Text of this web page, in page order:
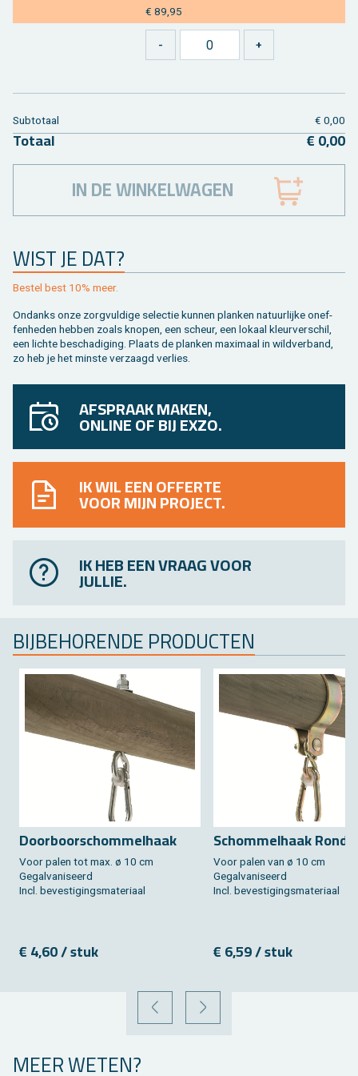
€ 89,95
WIST JE DAT?
Be­stel best 10% meer.
On­danks onze zorg­vul­di­ge se­lec­tie kun­nen plan­ken na­tuur­lij­ke on­ef­
fen­he­den heb­ben zoals kno­pen, een scheur, een lo­kaal kleur­ver­schil,
een lich­te be­scha­di­ging. Plaats de plan­ken maxi­maal in wild­ver­band,
zo heb je het min­ste ver­zaagd ver­lies.
Sub­to­taal € 0,00
To­taal € 0,00
IN DE WINKELWAGEN
AFSPRAAK MAKEN,
ONLINE OF BIJ EXZO.
IK WIL EEN OFFERTE
VOOR MIJN PROJECT.
IK HEB EEN VRAAG VOOR
JULLIE.
BIJ­BE­HO­REN­DE PRO­DUC­TEN
Door­boor­schom­mel­haak
Voor palen tot max. ø 10 cm
Ge­gal­va­ni­seerd
Incl. be­ves­ti­gings­ma­te­ri­aal
€ 4,60 / stuk
Schom­mel­haak Rond
Voor palen van ø 10 cm
Ge­gal­va­ni­seerd
Incl. be­ves­ti­gings­ma­te­ri­aal
€ 6,59 / stuk
VORIGE VOLGENDE
MEER WETEN?